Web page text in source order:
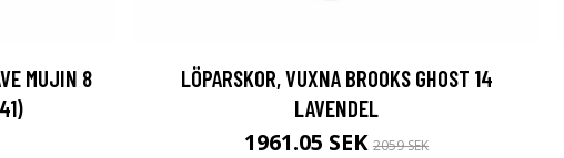
MUJIN 8
LÖPARSKOR, VUXNA BROOKS GHOST 14
LAVENDEL
1961.05 SEK 2059 SEK